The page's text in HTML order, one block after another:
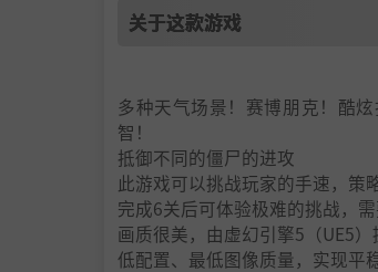
关于这款游戏
多种天气场景！赛博朋克！酷
智！
抵御不同的僵尸的进攻
此游戏可以挑战玩家的手速，策
完成6关后可体验极难的挑战，
画质很美，由虚幻引擎5（UE5）
低配置、最低图像质量，实现平